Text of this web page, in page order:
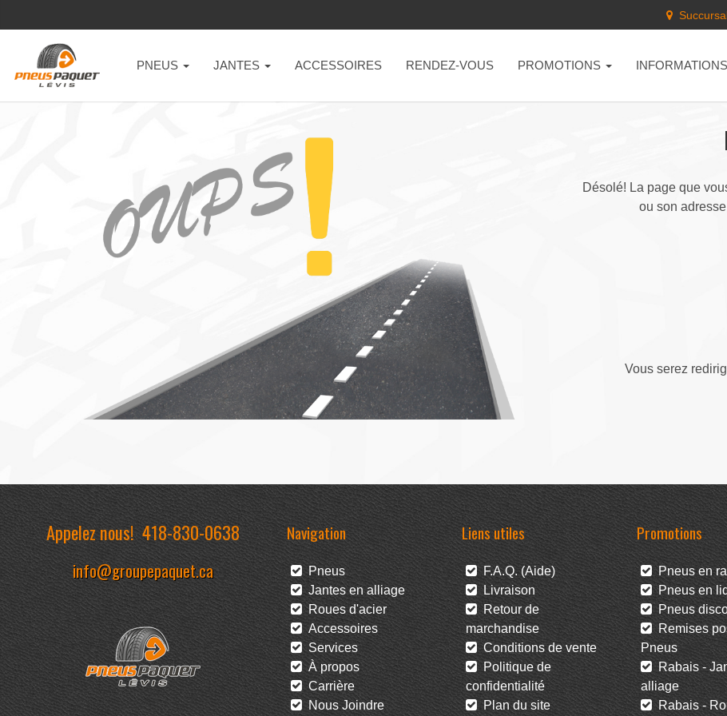
PNEUS JANTES ACCESSOIRES RENDEZ-VOUS PROMOTIONS INFORMATIONS
Désolé! La page que
ou son
Vous serez
Appelez nous!418-830-0638
info@groupepaquet.ca
Navigation
Pneus
Jantes en alliage
Roues d'acier
Accessoires
Services
À propos
Carrière
Nous Joindre
Liens utiles
F.A.Q. (Aide)
Livraison
Retour de
marchandise
Conditions de vente
Politique de
confidentialité
Plan du site
Promotions
Pneus en
Pneus en
Pneus
Remises
Pneus
Rabais -
alliage
Rabais -